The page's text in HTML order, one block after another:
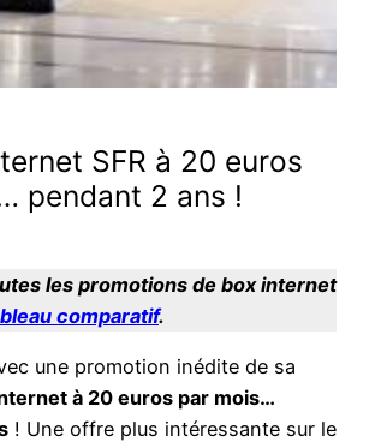
SFR à 20 euros
pendant 2 ans !
les promotions de box internet
comparatif.
une promotion inédite de sa
à 20 euros par mois…
! Une offre plus intéressante sur le